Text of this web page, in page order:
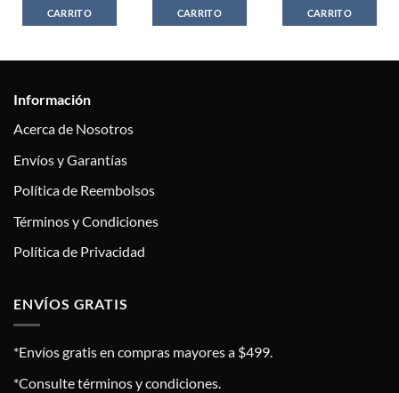
CARRITO
CARRITO
CARRITO
Información
Acerca de Nosotros
Envíos y Garantías
Política de Reembolsos
Términos y Condiciones
Política de Privacidad
ENVÍOS GRATIS
*Envíos gratis en compras mayores a $499.
*Consulte términos y condiciones.